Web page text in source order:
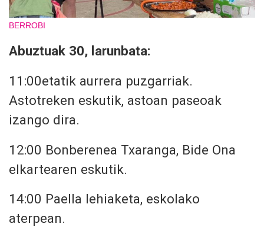
BERROBI
Abuztuak 30, larunbata:
11:00etatik aurrera puzgarriak.
Astotreken eskutik, astoan paseoak
izango dira.
12:00 Bonberenea Txaranga, Bide Ona
elkartearen eskutik.
14:00 Paella lehiaketa, eskolako
aterpean.